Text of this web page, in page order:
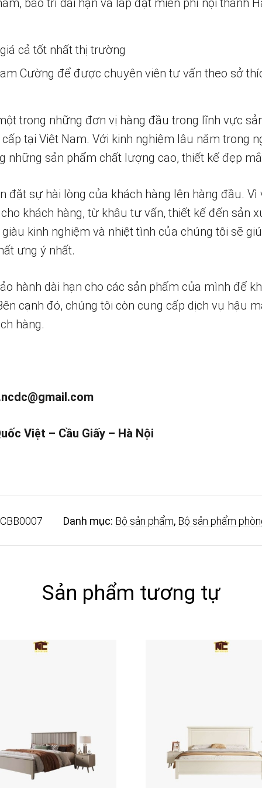
bảo trì dài hạn và lắp đặt miễn phí nội thành
cả tốt nhất thị trường
Cường để được chuyên viên tư vấn theo sở
trong những đơn vị hàng đầu trong lĩnh vực
tại Việt Nam. Với kinh nghiệm lâu năm trong
những sản phẩm chất lượng cao, thiết kế đẹp
đặt sự hài lòng của khách hàng lên hàng đầu. Vì
khách hàng, từ khâu tư vấn, thiết kế đến sản
kinh nghiệm và nhiệt tình của chúng tôi sẽ
ưng ý nhất.
hành dài hạn cho các sản phẩm của mình để
cạnh đó, chúng tôi còn cung cấp dịch vụ hậu
hàng.
Việt – Cầu Giấy – Hà Nội
CBB0007 Danh mục: Bộ sản phẩm, Bộ sản phẩm
Sản phẩm tương tự